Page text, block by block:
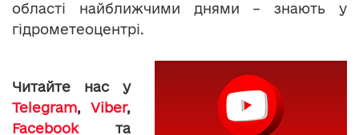
області найближчими днями – знають у
гідрометеоцентрі.
Читайте нас у
Telegram, Viber,
Facebookта